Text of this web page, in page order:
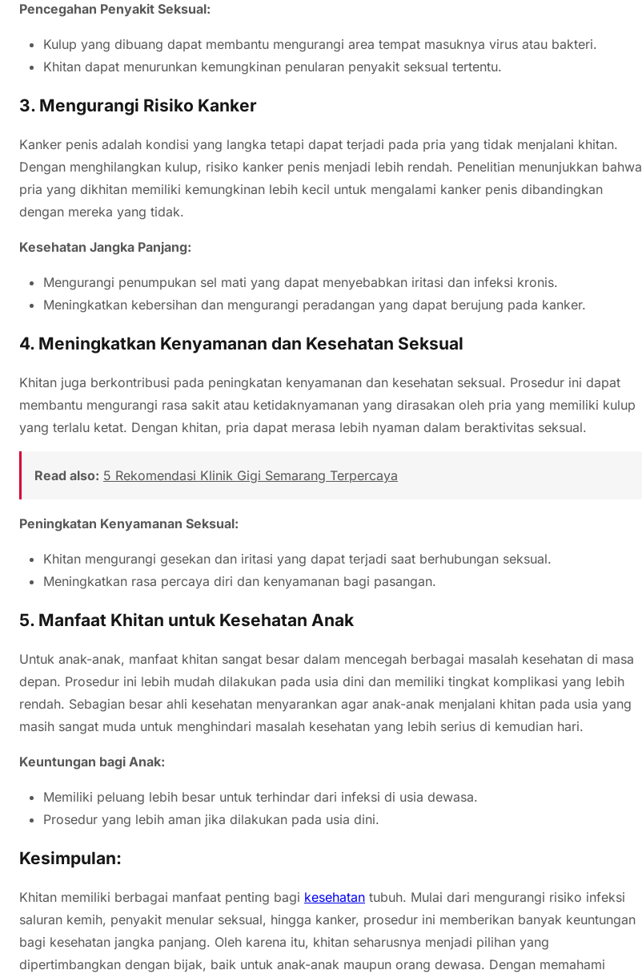
Pencegahan Penyakit Seksual:
Kulup yang dibuang dapat membantu mengurangi area tempat masuknya virus atau bakteri.
Khitan dapat menurunkan kemungkinan penularan penyakit seksual tertentu.
3. Mengurangi Risiko Kanker
Kanker penis adalah kondisi yang langka tetapi dapat terjadi pada pria yang tidak menjalani khitan.
Dengan menghilangkan kulup, risiko kanker penis menjadi lebih rendah. Penelitian menunjukkan bahwa
pria yang dikhitan memiliki kemungkinan lebih kecil untuk mengalami kanker penis dibandingkan
dengan mereka yang tidak.
Kesehatan Jangka Panjang:
Mengurangi penumpukan sel mati yang dapat menyebabkan iritasi dan infeksi kronis.
Meningkatkan kebersihan dan mengurangi peradangan yang dapat berujung pada kanker.
4. Meningkatkan Kenyamanan dan Kesehatan Seksual
Khitan juga berkontribusi pada peningkatan kenyamanan dan kesehatan seksual. Prosedur ini dapat
membantu mengurangi rasa sakit atau ketidaknyamanan yang dirasakan oleh pria yang memiliki kulup
yang terlalu ketat. Dengan khitan, pria dapat merasa lebih nyaman dalam beraktivitas seksual.
Read also: 5 Rekomendasi Klinik Gigi Semarang Terpercaya
Peningkatan Kenyamanan Seksual:
Khitan mengurangi gesekan dan iritasi yang dapat terjadi saat berhubungan seksual.
Meningkatkan rasa percaya diri dan kenyamanan bagi pasangan.
5. Manfaat Khitan untuk Kesehatan Anak
Untuk anak-anak, manfaat khitan sangat besar dalam mencegah berbagai masalah kesehatan di masa
depan. Prosedur ini lebih mudah dilakukan pada usia dini dan memiliki tingkat komplikasi yang lebih
rendah. Sebagian besar ahli kesehatan menyarankan agar anak-anak menjalani khitan pada usia yang
masih sangat muda untuk menghindari masalah kesehatan yang lebih serius di kemudian hari.
Keuntungan bagi Anak:
Memiliki peluang lebih besar untuk terhindar dari infeksi di usia dewasa.
Prosedur yang lebih aman jika dilakukan pada usia dini.
Kesimpulan:
Khitan memiliki berbagai manfaat penting bagi kesehatan tubuh. Mulai dari mengurangi risiko infeksi
saluran kemih, penyakit menular seksual, hingga kanker, prosedur ini memberikan banyak keuntungan
bagi kesehatan jangka panjang. Oleh karena itu, khitan seharusnya menjadi pilihan yang
dipertimbangkan dengan bijak, baik untuk anak-anak maupun orang dewasa. Dengan memahami